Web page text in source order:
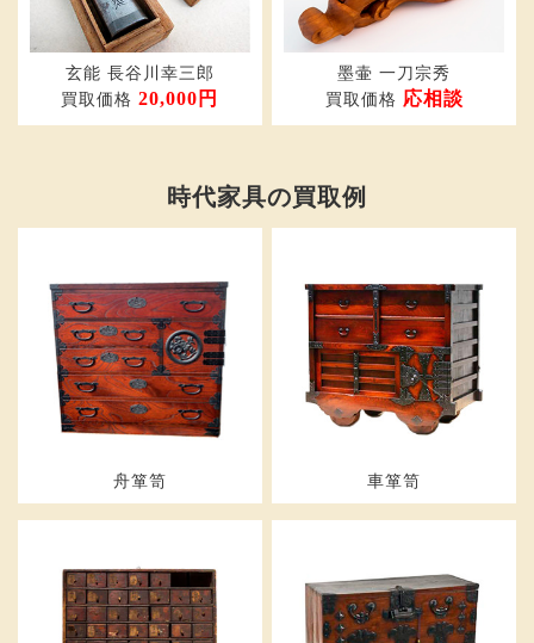
玄能 長谷川幸三郎
買取価格 20,000円
墨壷 一刀宗秀
買取価格 応相談
時代家具の買取例
舟箪笥 車箪笥